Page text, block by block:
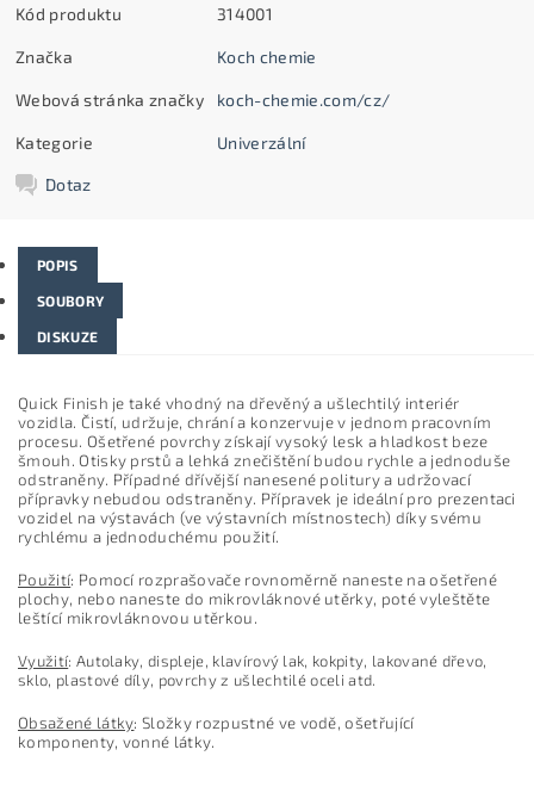
Kód produktu 314001
Značka Koch chemie
Webová stránka značky koch-chemie.com/cz/
Kategorie Univerzální
Dotaz
POPIS
SOUBORY
DISKUZE
Quick Finish je také vhodný na dřevěný a ušlechtilý interiér
vozidla. Čistí, udržuje, chrání a konzervuje v jednom pracovním
procesu. Ošetřené povrchy získají vysoký lesk a hladkost beze
šmouh. Otisky prstů a lehká znečištění budou rychle a jednoduše
odstraněny. Případné dřívější nanesené politury a udržovací
přípravky nebudou odstraněny. Přípravek je ideální pro prezentaci
vozidel na výstavách (ve výstavních místnostech) díky svému
rychlému a jednoduchému použití.
Použití: Pomocí rozprašovače rovnoměrně naneste na ošetřené
plochy, nebo naneste do mikrovláknové utěrky, poté vyleštěte
leštící mikrovláknovou utěrkou.
Využití: Autolaky, displeje, klavírový lak, kokpity, lakované dřevo,
sklo, plastové díly, povrchy z ušlechtilé oceli atd.
Obsažené látky: Složky rozpustné ve vodě, ošetřující
komponenty, vonné látky.